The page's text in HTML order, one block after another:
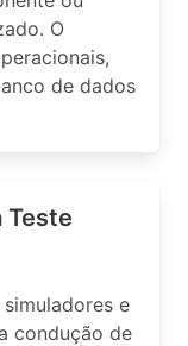
O
de dados
Teste
e
condução de